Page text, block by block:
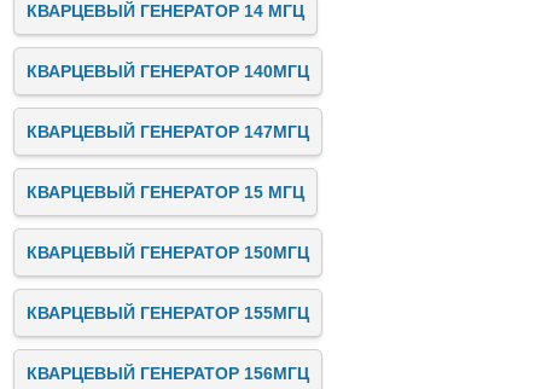
КВАРЦЕВЫЙ ГЕНЕРАТОР 14 МГЦ
КВАРЦЕВЫЙ ГЕНЕРАТОР 140МГЦ
КВАРЦЕВЫЙ ГЕНЕРАТОР 147МГЦ
КВАРЦЕВЫЙ ГЕНЕРАТОР 15 МГЦ
КВАРЦЕВЫЙ ГЕНЕРАТОР 150МГЦ
КВАРЦЕВЫЙ ГЕНЕРАТОР 155МГЦ
КВАРЦЕВЫЙ ГЕНЕРАТОР 156МГЦ